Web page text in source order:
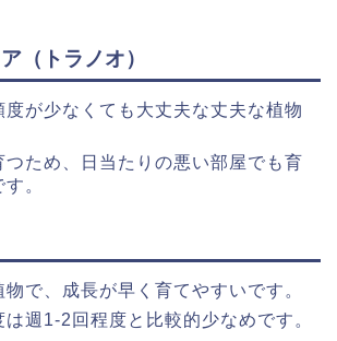
（トラノオ）
度が少なくても大丈夫な丈夫な植物
つため、日当たりの悪い部屋でも育
。
で、成長が早く育てやすいです。
は週1-2回程度と比較的少なめです。